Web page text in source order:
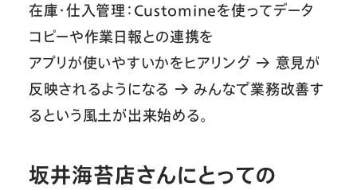
在庫・仕入管理：Customineを使ってデータ
コピーや作業日報との連携を
アプリが使いやすいかをヒアリング → 意見が
反映されるようになる → みんなで業務改善す
るという風土が出来始める。
坂井海苔店さんにとっての